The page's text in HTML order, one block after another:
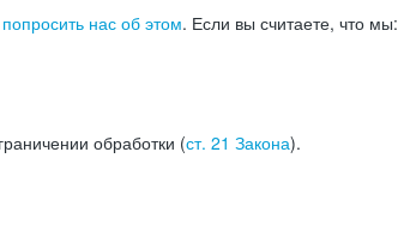
попросить нас об этом. Если вы считаете, что мы:
обработки (ст. 21 Закона).